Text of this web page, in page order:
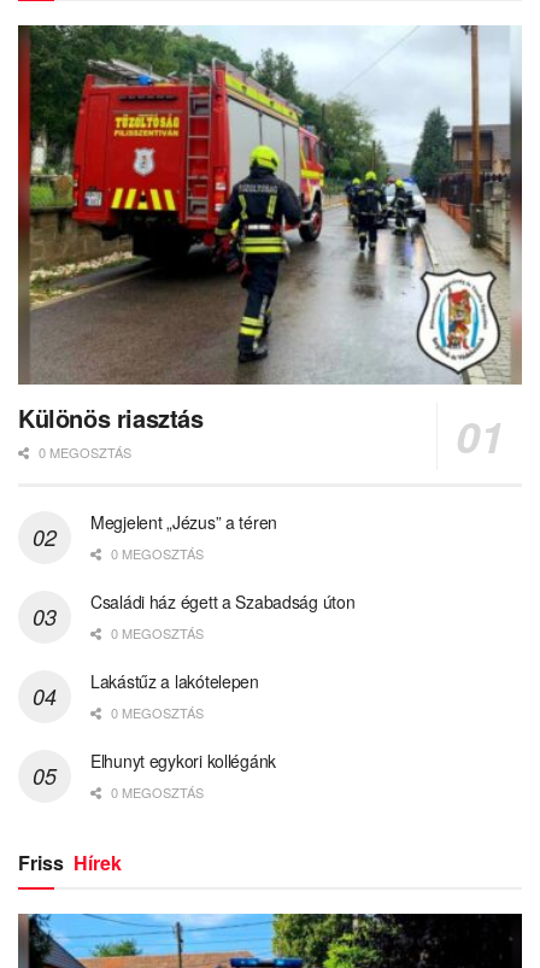
Különös riasztás
0 MEGOSZTÁS
Megjelent „Jézus” a téren
0 MEGOSZTÁS
Családi ház égett a Szabadság úton
0 MEGOSZTÁS
Lakástűz a lakótelepen
0 MEGOSZTÁS
Elhunyt egykori kollégánk
0 MEGOSZTÁS
Friss Hírek